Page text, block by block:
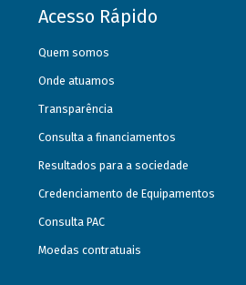
Acesso Rápido
Quem somos
Onde atuamos
Transparência
Consulta a financiamentos
Resultados para a sociedade
Credenciamento de Equipamentos
Consulta PAC
Moedas contratuais